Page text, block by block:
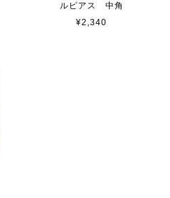
ルピアス 中角
¥2,340